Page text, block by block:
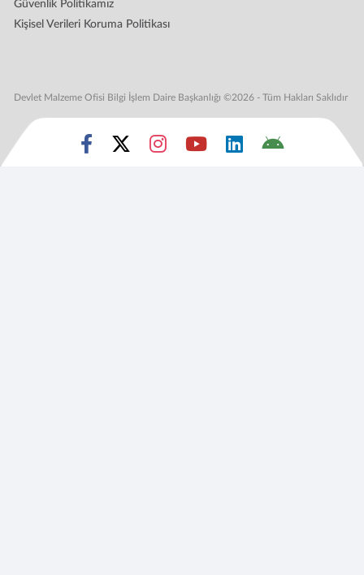
Güvenlik Politikamız
Kişisel Verileri Koruma Politikası
Devlet Malzeme Ofisi Bilgi İşlem Daire Başkanlığı ©2026 - Tüm Hakları Saklıdır